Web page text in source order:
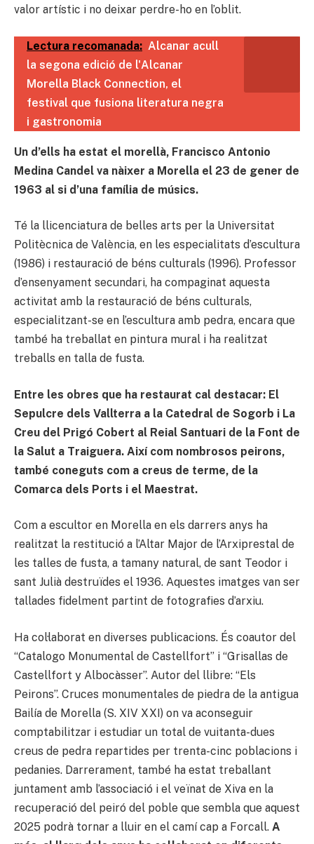
valor artístic i no deixar perdre-ho en l’oblit.
Lectura recomanada: Alcanar acull
la segona edició de l'Alcanar
Morella Black Connection, el
festival que fusiona literatura negra
i gastronomia
Un d’ells ha estat el morellà, Francisco Antonio
Medina Candel va nàixer a Morella el 23 de gener de
1963 al si d’una família de músics.
Té la llicenciatura de belles arts per la Universitat
Politècnica de València, en les especialitats d’escultura
(1986) i restauració de béns culturals (1996). Professor
d’ensenyament secundari, ha compaginat aquesta
activitat amb la restauració de béns culturals,
especialitzant-se en l’escultura amb pedra, encara que
també ha treballat en pintura mural i ha realitzat
treballs en talla de fusta.
Entre les obres que ha restaurat cal destacar: El
Sepulcre dels Vallterra a la Catedral de Sogorb i La
Creu del Prigó Cobert al Reial Santuari de la Font de
la Salut a Traiguera. Així com nombrosos peirons,
també coneguts com a creus de terme, de la
Comarca dels Ports i el Maestrat.
Com a escultor en Morella en els darrers anys ha
realitzat la restitució a l’Altar Major de l’Arxiprestal de
les talles de fusta, a tamany natural, de sant Teodor i
sant Julià destruïdes el 1936. Aquestes imatges van ser
tallades fidelment partint de fotografies d’arxiu.
Ha col·laborat en diverses publicacions. És coautor del
“Catalogo Monumental de Castellfort” i “Grisallas de
Castellfort y Albocàsser”. Autor del llibre: “Els
Peirons”. Cruces monumentales de piedra de la antigua
Bailía de Morella (S. XIV XXI) on va aconseguir
comptabilitzar i estudiar un total de vuitanta-dues
creus de pedra repartides per trenta-cinc poblacions i
pedanies. Darrerament, també ha estat treballant
juntament amb l’associació i el veïnat de Xiva en la
recuperació del peiró del poble que sembla que aquest
2025 podrà tornar a lluir en el camí cap a Forcall. A